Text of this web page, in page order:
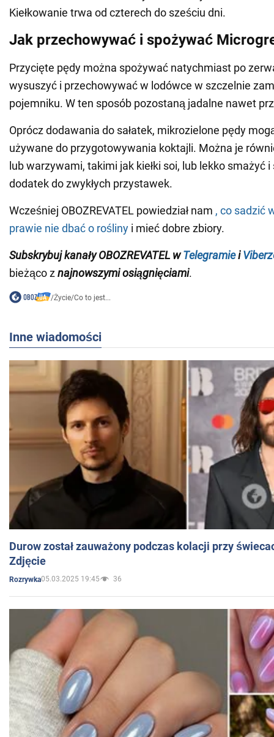
Kiełkowanie trwa od czterech do sześciu dni.
Jak przechowywać i spożywać
Przycięte pędy można spożywać natychmiast po
wysuszyć i przechowywać w lodówce w szczelnie
pojemniku. W ten sposób pozostaną jadalne nawet
Oprócz dodawania do sałatek, mikrozielone pędy
używane do przygotowywania koktajli. Można je
lub warzywami, takimi jak kiełki soi, lub lekko smażyć
dodatek do zwykłych przystawek.
Wcześniej OBOZREVATEL powiedział nam , co sadzić
prawie nie dbać o rośliny i mieć dobre zbiory.
Subskrybuj kanały OBOZREVATEL w Telegramiei
bieżąco znajnowszymi osiągnięciami.
/Życie/Co to jest...
Inne wiadomości
Durow został zauważony podczas kolacji przy
Zdjęcie
Rozrywka05.03.2025 19:45 36